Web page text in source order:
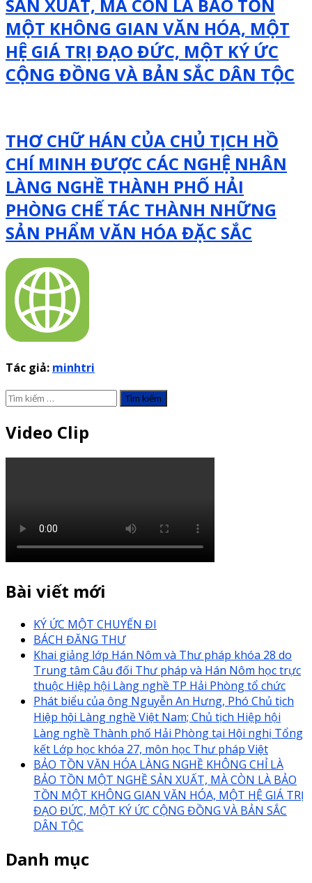
SẢN XUẤT, MÀ CÒN LÀ BẢO TỒN
MỘT KHÔNG GIAN VĂN HÓA, MỘT
HỆ GIÁ TRỊ ĐẠO ĐỨC, MỘT KÝ ỨC
CỘNG ĐỒNG VÀ BẢN SẮC DÂN TỘC
THƠ CHỮ HÁN CỦA CHỦ TỊCH HỒ
CHÍ MINH ĐƯỢC CÁC NGHỆ NHÂN
LÀNG NGHỀ THÀNH PHỐ HẢI
PHÒNG CHẾ TÁC THÀNH NHỮNG
SẢN PHẨM VĂN HÓA ĐẶC SẮC
Tác giả: minhtri
Tìm
cho:
Video Clip
Bài viết mới
KÝ ỨC MỘT CHUYẾN ĐI
BÁCH ĐĂNG THƯ
Khai giảng lớp Hán Nôm và Thư pháp khóa 28 do
Trung tâm Câu đối Thư pháp và Hán Nôm học trực
thuộc Hiệp hội Làng nghề TP Hải Phòng tổ chức
Phát biểu của ông Nguyễn An Hưng, Phó Chủ tịch
Hiệp hội Làng nghề Việt Nam; Chủ tịch Hiệp hội
Làng nghề Thành phố Hải Phòng tại Hội nghị Tổng
kết Lớp học khóa 27, môn học Thư pháp Việt
BẢO TỒN VĂN HÓA LÀNG NGHỀ KHÔNG CHỈ LÀ
BẢO TỒN MỘT NGHỀ SẢN XUẤT, MÀ CÒN LÀ BẢO
TỒN MỘT KHÔNG GIAN VĂN HÓA, MỘT HỆ GIÁ TRỊ
ĐẠO ĐỨC, MỘT KÝ ỨC CỘNG ĐỒNG VÀ BẢN SẮC
DÂN TỘC
Danh mục